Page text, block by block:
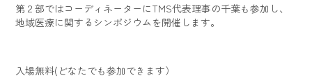
第２部ではコーディネーターにTMS代表理事の千葉も参加し、
地域医療に関するシンポジウムを開催します。
入場無料(どなたでも参加できます）